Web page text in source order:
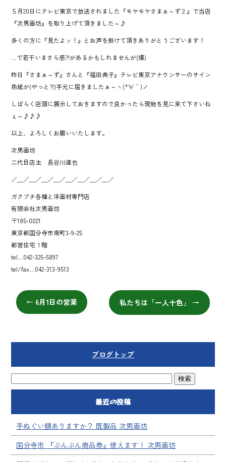
５月20日にテレビ東京で放送されました『モヤモヤさまぁ～ず２』で当店
『次男画坊』を取り上げて頂きました～♪
多くの方に『見たよッ！』とお声を掛けて頂きありがとうございます！
…で若干いまさら感?!があるかもしれませんが(爆)
昨日『さまぁ～ず』さんと『福田典子』テレビ東京アナウンサーのサイン
色紙が(やっと?!)手元に届きましたぁ～ヽ(*´∀｀)ノ
しばらく店頭に展示しておきますので良かったら現物を見に来て下さいね
ぇ～♪♪♪
以上、よろしくお願いいたします。
次男画坊
二代目店主 長谷川達也
／＿／＿／＿／＿／＿／＿／＿／＿／
ガクブチ各種と洋画材専門店
有限会社次男画坊
〒185-0021
東京都国分寺市南町3-9-25
都営住宅１階
tel…042-325-5897
tel/fax…042-313-9513
← 6月1日の営業 私たちは「一人十色」 →
ブログトップ
最近の投稿
手ぬぐい額ありますか？ 既製品 次男画坊
国分寺市 『ぶんぶん商品券』使えます！ 次男画坊